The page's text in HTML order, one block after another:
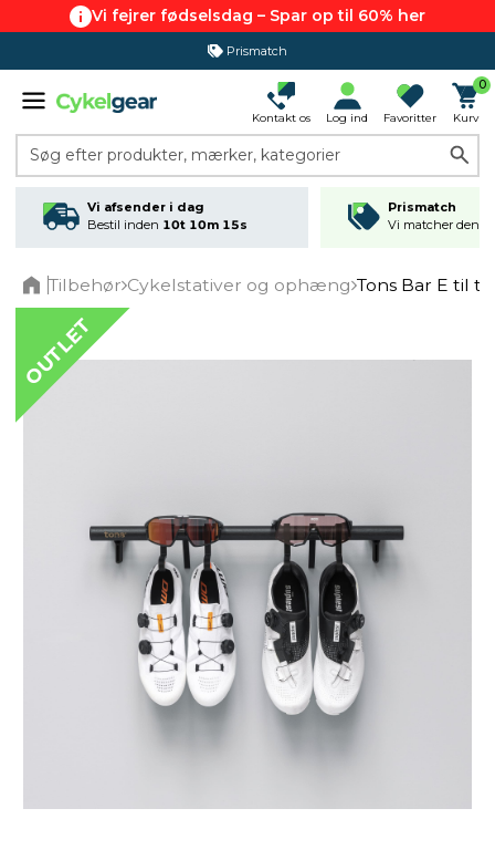
Vi fejrer fødselsdag – Spar op til 60% her
Prismatch
Kontakt os Log ind Favoritter
0
Kurv
Søg efter produkter, mærker, kategorier
Vi afsender i dag
Bestil inden 10t 10m 15s
Prismatch
Vi matcher den
Tilbehør Cykelstativer og ophæng Tons Bar E til
OUTLET